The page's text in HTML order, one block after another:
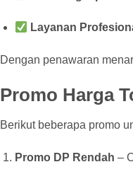
Layanan
Dengan penawaran
Promo Harga
Berikut beberapa promo
Promo DP Rendah –